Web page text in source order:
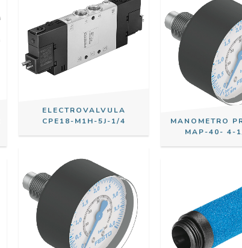
ELECTROVALVULA
CPE18-M1H-5J-1/4
MANOMETRO
MAP-40- 4-